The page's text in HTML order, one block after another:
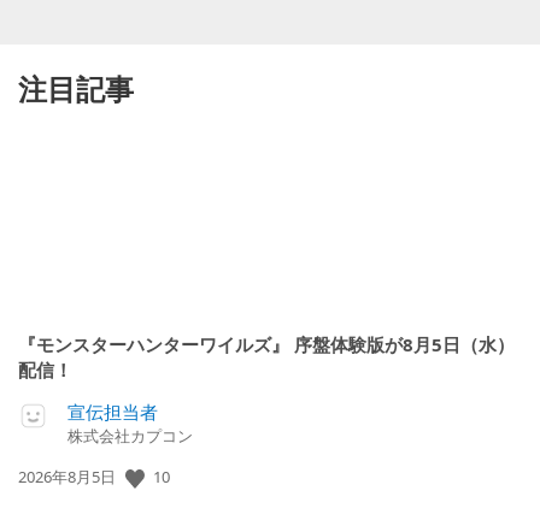
注目記事
『モンスターハンターワイルズ』 序盤体験版が8月5日（水）
配信！
宣伝担当者
株式会社カプコン
公
2026年8月5日 10